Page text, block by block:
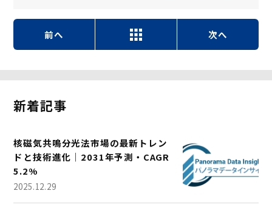
前へ 次へ
新着記事
核磁気共鳴分光法市場の最新トレン
ドと技術進化｜2031年予測・CAGR
5.2%
2025.12.29